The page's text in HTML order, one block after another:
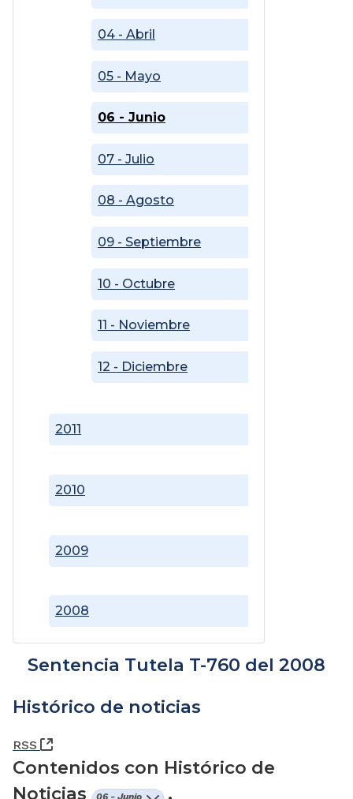
2008
2009
2010
2011
04 - Abril
05 - Mayo
06 - Junio
07 - Julio
08 - Agosto
09 - Septiembre
10 - Octubre
11 - Noviembre
12 - Diciembre
Sentencia Tutela T-760 del 2008
Histórico de noticias
RSS (Abre una nueva ventana)
Contenidos con Histórico de
Noticias
06 - Junio .